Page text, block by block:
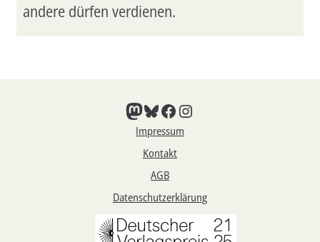
andere dürfen verdienen.
Mastodon
Bluesky
Facebook
Instagram
Impressum
Kontakt
AGB
Datenschutzerklärung